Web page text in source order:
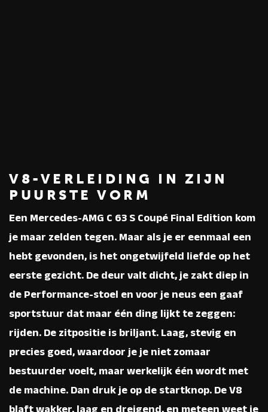
V8-VERLEIDING IN ZIJN
PUURSTE VORM
Een Mercedes-AMG C 63 S Coupé Final Edition kom
je maar zelden tegen. Maar als je er eenmaal een
hebt gevonden, is het ongetwijfeld liefde op het
eerste gezicht. De deur valt dicht, je zakt diep in
de Performance-stoel en voor je neus een gaaf
sportstuur dat maar één ding lijkt te zeggen:
rijden. De zitpositie is briljant. Laag, stevig en
precies goed, waardoor je je niet zomaar
bestuurder voelt, maar werkelijk één wordt met
de machine. Dan druk je op de startknop. De V8
blaft wakker, laag en dreigend, en meteen weet je